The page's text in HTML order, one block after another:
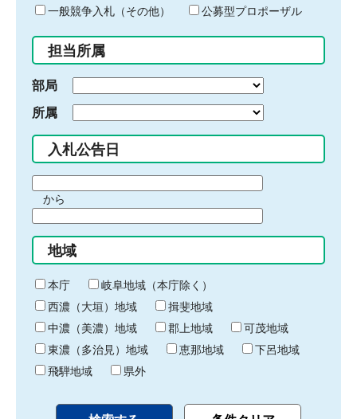
ド
入
力
一般競争入札（その他）
公募型プロポーザル
担当所属
部局
所属
入札公告日
間
始
り
から
間
終
わ
り
地域
本庁
岐阜地域（本庁除く）
西濃（大垣）地域
揖斐地域
中濃（美濃）地域
郡上地域
可茂地域
東濃（多治見）地域
恵那地域
下呂地域
飛騨地域
県外